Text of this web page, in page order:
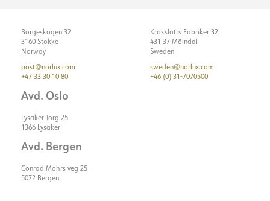
Borgeskogen 32
3160 Stokke
Norway
post@norlux.com
+47 33 30 10 80
Avd. Oslo
Lysaker Torg 25
1366 Lysaker
Avd. Bergen
Conrad Mohrs veg 25
5072 Bergen
Krokslätts Fabriker 32
431 37 Mölndal
Sweden
sweden@norlux.com
+46 (0) 31-7070500